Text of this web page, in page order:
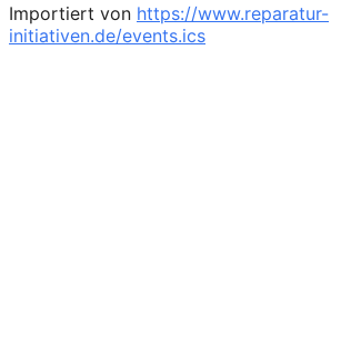
Importiert von https://www.reparatur-
initiativen.de/events.ics